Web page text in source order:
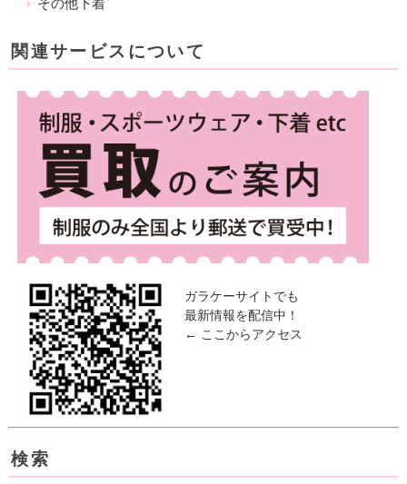
その他下着
関連サービスについて
ガラケーサイトでも
最新情報を配信中！
← ここからアクセス
検索